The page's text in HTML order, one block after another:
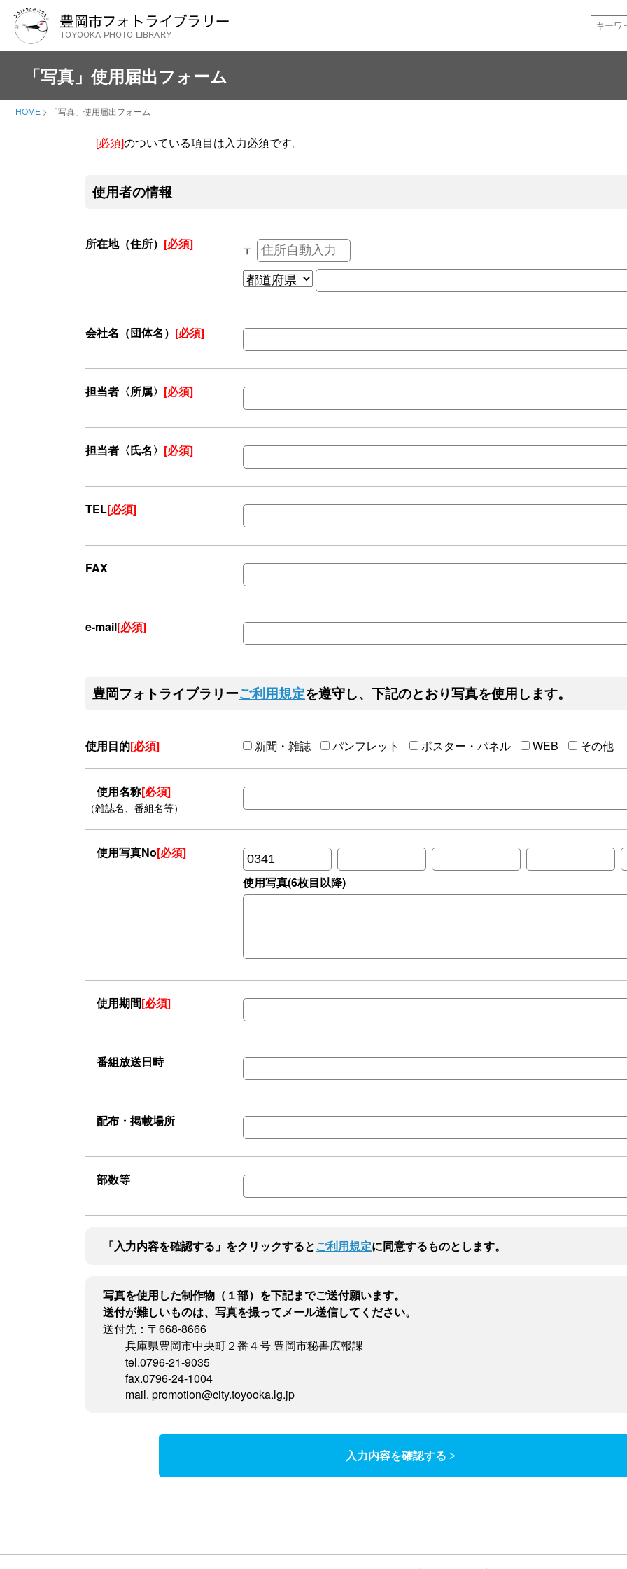
「写真」使用届出フォーム
HOME > 「写真」使用届出フォーム
[必須]のついている項目は入力必須です。
使用者の情報
所在地（住所） [必須] 〒
会社名（団体名） [必須]
担当者〈所属〉 [必須]
担当者〈氏名〉 [必須]
TEL[必須]
FAX
e-mail[必須]
豊岡フォトライブラリーご利用規定を遵守し、下記のとおり写真を使用します。
使用目的[必須] 新聞・雑誌 パンフレット ポスター・パネル WEB その他
使用名称[必須]
（雑誌名、番組名等）
使用写真No[必須]
使用写真(6枚目以降)
使用期間[必須]
番組放送日時
配布・掲載場所
部数等
「入力内容を確認する」をクリックするとご利用規定に同意するものとします。
写真を使用した制作物（１部）を下記までご送付願います。
送付が難しいものは、写真を撮ってメール送信してください。
送付先：〒668-8666
兵庫県豊岡市中央町２番４号 豊岡市秘書広報課
tel.0796-21-9035
fax.0796-24-1004
mail. promotion@city.toyooka.lg.jp